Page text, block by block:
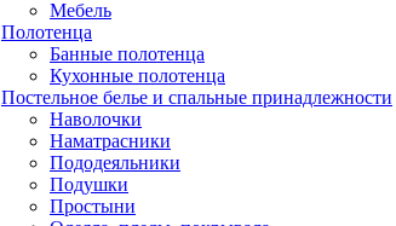
Мебель
Полотенца
Банные полотенца
Кухонные полотенца
Постельное белье и спальные принадлежности
Наволочки
Наматрасники
Пододеяльники
Подушки
Простыни